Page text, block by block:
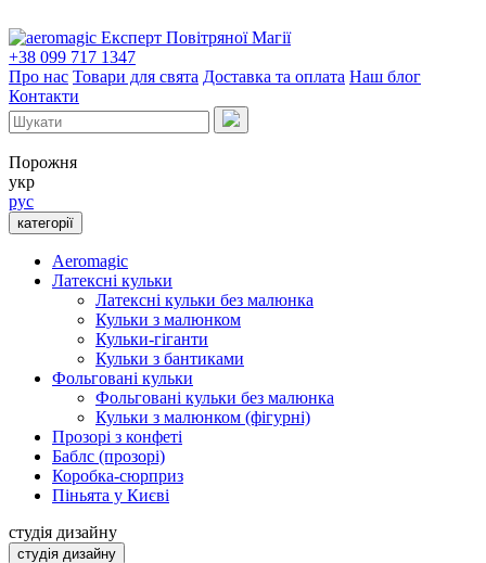
Експерт Повітряної Магії
+38 099 717 1347
Про нас Товари для свята Доставка та оплата Наш блог
Контакти
Порожня
укр
рус
категорії
Aeromagic
Латексні кульки
Латексні кульки без малюнка
Кульки з малюнком
Кульки-гіганти
Кульки з бантиками
Фольговані кульки
Фольговані кульки без малюнка
Кульки з малюнком (фігурні)
Прозорі з конфеті
Баблс (прозорі)
Коробка-сюрприз
Піньята у Києві
студія дизайну
студія дизайну